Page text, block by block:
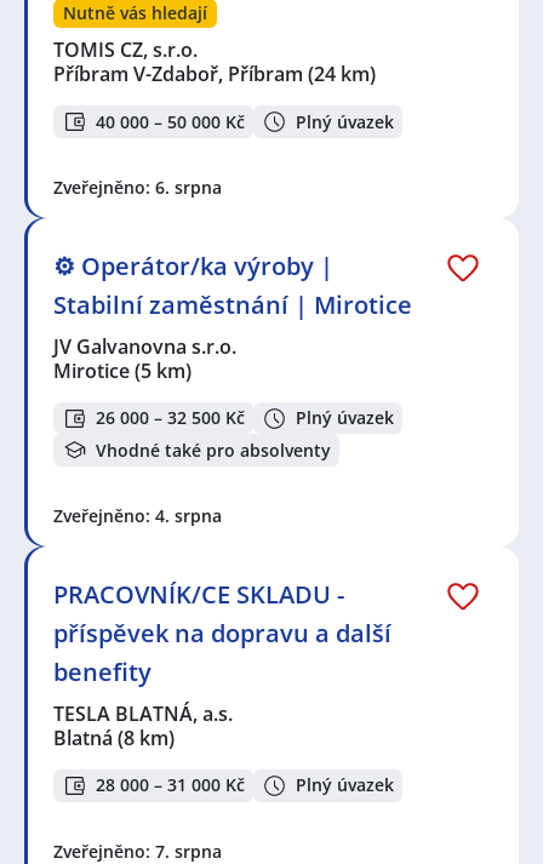
Nutně vás hledají
TOMIS CZ, s.r.o.
Příbram V-Zdaboř, Příbram (24 km)
40 000 – 50 000 Kč Plný úvazek
Zveřejněno: 6. srpna
⚙️ Operátor/ka výroby |
Stabilní zaměstnání | Mirotice
JV Galvanovna s.r.o.
Mirotice(5 km)
26 000 – 32 500 Kč
Plný úvazek
Vhodné také pro absolventy
Zveřejněno: 4. srpna
PRACOVNÍK/CE SKLADU -
příspěvek na dopravu a další
benefity
TESLA BLATNÁ, a.s.
Blatná (8 km)
28 000 – 31 000 Kč Plný úvazek
Zveřejněno: 7. srpna